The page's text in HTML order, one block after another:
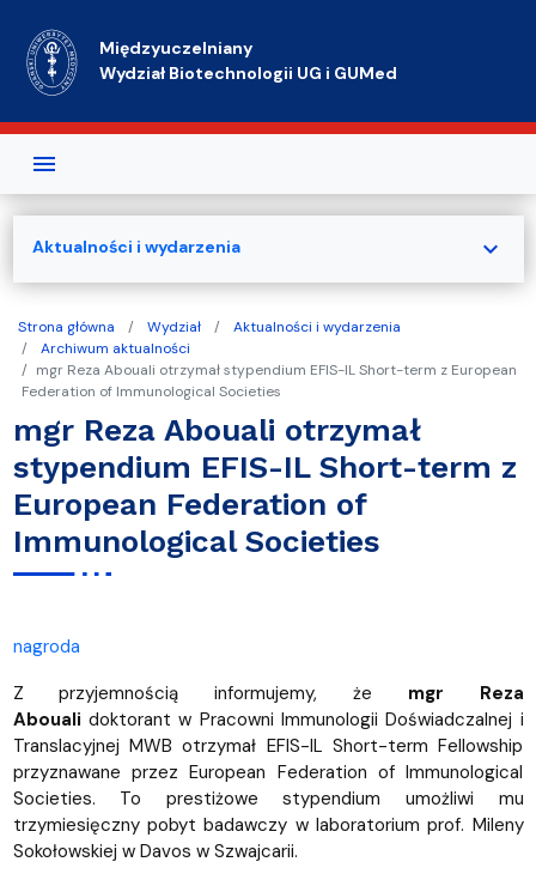
Międzyuczelniany
Wydział Biotechnologii UG i GUMed
Strona główna Wydział
Aktualności i wydarzenia
Archiwum aktualności
mgr Reza Abouali otrzymał stypendium EFIS-IL Short-term z European
Federation of Immunological Societies
mgr Reza Abouali otrzymał
stypendium EFIS-IL Short-term z
European Federation of
Immunological Societies
nagroda
Z przyjemnością informujemy, że mgr Reza
Abouali doktorant w Pracowni Immunologii Doświadczalnej i
Translacyjnej MWB otrzymał EFIS-IL Short-term Fellowship
przyznawane przez European Federation of Immunological
Societies. To prestiżowe stypendium umożliwi mu
trzymiesięczny pobyt badawczy w laboratorium prof. Mileny
Sokołowskiej w Davos w Szwajcarii.
Aktualności i wydarzenia expand_more